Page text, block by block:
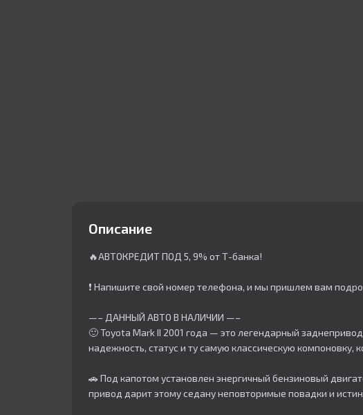
Описание
🔥АВТОКРЕДИТ ПОД 5, 9% от Т-банка!
❗ Напишите свой номер телефона, и мы пришлем вам
—– ДАННЫЙ АВТО В НАЛИЧИИ —–
🙂 Toyota Mark II 2001 года — это легендарный
надежность, статус и ту самую классическую компоновку,
🚗 Под капотом установлен энергичный бензиновый
привод дарит этому седану неповторимые повадки и